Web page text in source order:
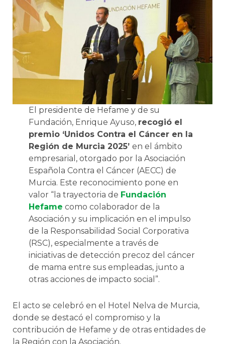
El presidente de Hefame y de su
Fundación, Enrique Ayuso, recogió el
premio ‘Unidos Contra el Cáncer en la
Región de Murcia 2025’ en el ámbito
empresarial, otorgado por la Asociación
Española Contra el Cáncer (AECC) de
Murcia. Este reconocimiento pone en
valor “la trayectoria de Fundación
Hefame como colaborador de la
Asociación y su implicación en el impulso
de la Responsabilidad Social Corporativa
(RSC), especialmente a través de
iniciativas de detección precoz del cáncer
de mama entre sus empleadas, junto a
otras acciones de impacto social”.
El acto se celebró en el Hotel Nelva de Murcia,
donde se destacó el compromiso y la
contribución de Hefame y de otras entidades de
la Región con la Asociación.